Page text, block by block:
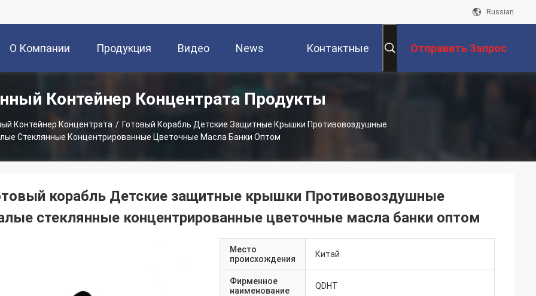
Russian
О Компании Продукция Видео News Контактные Отправить Запрос
Контейнер Концентрата Продукты
Контейнер Концентрата / Готовый Корабль Детские Защитные Крышки Противовоздушные
Стеклянные Концентрированные Цветочные Масла Банки Оптом
корабль Детские защитные крышки Противовоздушные
стеклянные концентрированные цветочные масла банки оптом
Место
происхождения
Китай
Фирменное
наименование
QDHT